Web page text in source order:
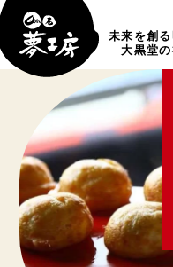
未来を創
大黒堂